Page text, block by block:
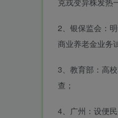
2、银保监会：
商业养老金业务
3、教育部：高
查；
4、广州：设便